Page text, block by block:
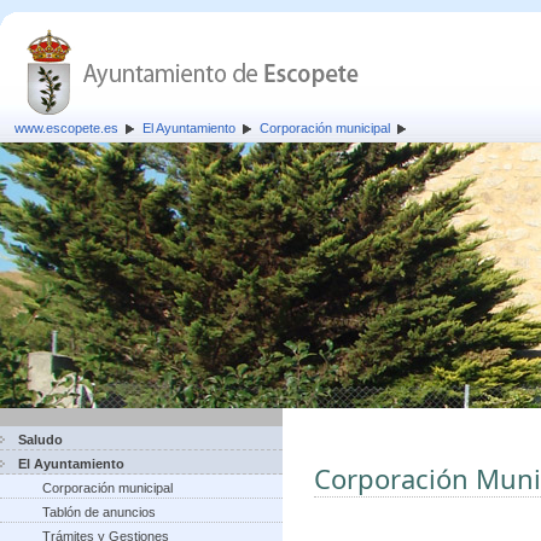
www.escopete.es El Ayuntamiento Corporación municipal
Saludo
El Ayuntamiento
Corporación municipal
Tablón de anuncios
Trámites y Gestiones
Corporación